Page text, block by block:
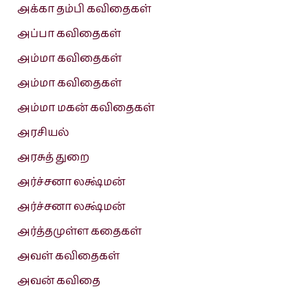
அக்கா தம்பி கவிதைகள்
அப்பா கவிதைகள்
அம்மா கவிதைகள்
அம்மா கவிதைகள்
அம்மா மகன் கவிதைகள்
அரசியல்
அரசுத் துறை
அர்ச்சனா லக்ஷ்மன்
அர்ச்சனா லக்ஷ்மன்
அர்த்தமுள்ள கதைகள்
அவள் கவிதைகள்
அவன் கவிதை